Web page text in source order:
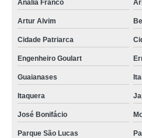
Anália Franco
Artur Alvim
Cidade Patriarca
Engenheiro Goulart
Guaianases
Itaquera
José Bonifácio
Parque São Lucas